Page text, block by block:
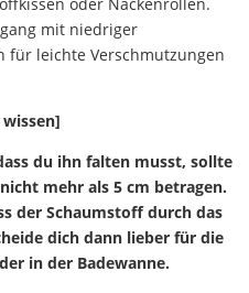
mit niedriger
für leichte Verschmutzungen
du ihn falten musst, sollte
mehr als 5 cm betragen.
der Schaumstoff durch das
dich dann lieber für die
in der Badewanne.